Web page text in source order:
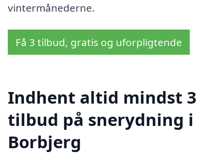
vintermånederne.
Få 3 tilbud, gratis og uforpligtende
Indhent altid mindst 3
tilbud på snerydning i
Borbjerg